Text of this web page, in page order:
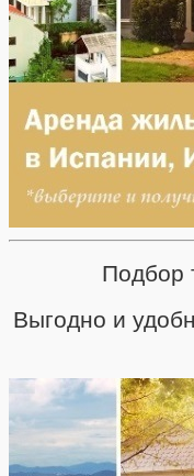
Подбор
Выгодно и